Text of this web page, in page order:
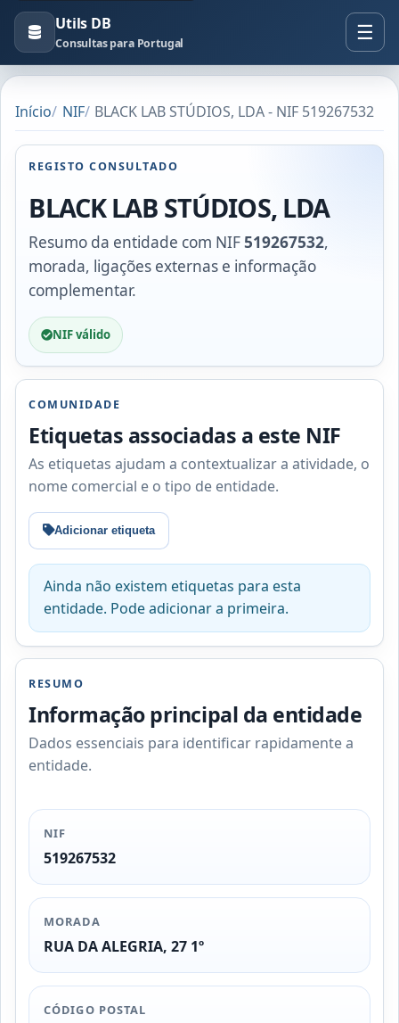
Utils DB
Consultas para Portugal
Início NIF BLACK LAB STÚDIOS, LDA - NIF 519267532
REGISTO CONSULTADO
BLACK LAB STÚDIOS, LDA
Resumo da entidade com NIF519267532,
morada, ligações externas e informação
complementar.
NIF válido
COMUNIDADE
Etiquetas associadas a este NIF
As etiquetas ajudam a contextualizar a atividade, o
nome comercial e o tipo de entidade.
Adicionar etiqueta
Ainda não existem etiquetas para esta
entidade. Pode adicionar a primeira.
RESUMO
Informação principal da entidade
Dados essenciais para identificar rapidamente a
entidade.
NIF
519267532
MORADA
RUA DA ALEGRIA, 27 1º
CÓDIGO POSTAL